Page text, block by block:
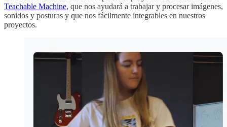
Teachable Machine, que nos ayudará a trabajar y procesar imágenes,
sonidos y posturas y que nos fácilmente integrables en nuestros
proyectos.